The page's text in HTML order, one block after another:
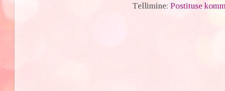
Tellimine:Postituse